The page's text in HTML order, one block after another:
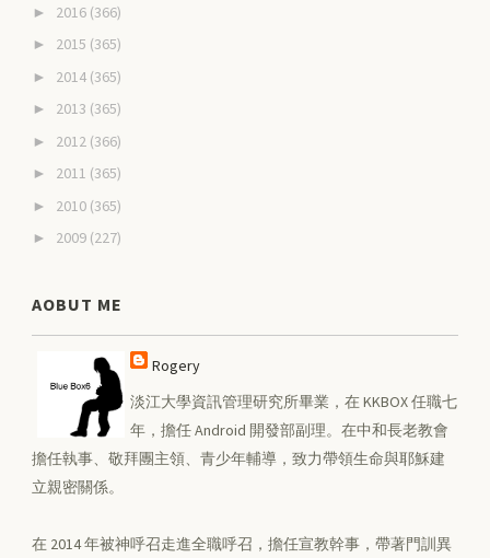
► 2016 (366)
► 2015 (365)
► 2014 (365)
► 2013 (365)
► 2012 (366)
► 2011 (365)
► 2010 (365)
► 2009 (227)
AOBUT ME
Rogery
淡江大學資訊管理研究所畢業，在 KKBOX 任職七
年，擔任 Android 開發部副理。在中和長老教會
擔任執事、敬拜團主領、青少年輔導，致力帶領生命與耶穌建
立親密關係。
在 2014 年被神呼召走進全職呼召，擔任宣教幹事，帶著門訓異